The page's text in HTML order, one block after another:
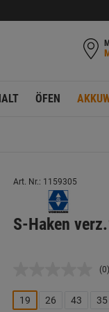
ÖFEN
Art. Nr.: 1159305
S-Haken
19 26 43 35